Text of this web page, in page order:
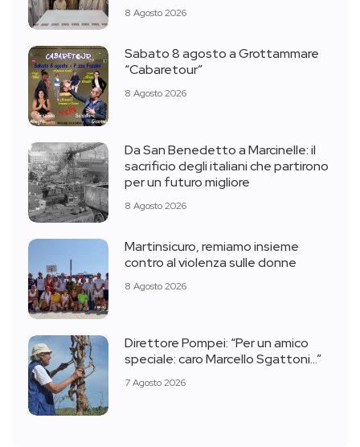
8 Agosto 2026
Sabato 8 agosto a Grottammare
“Cabaretour”
8 Agosto 2026
Da San Benedetto a Marcinelle: il
sacrificio degli italiani che partirono
per un futuro migliore
8 Agosto 2026
Martinsicuro, remiamo insieme
contro al violenza sulle donne
8 Agosto 2026
Direttore Pompei: “Per un amico
speciale: caro Marcello Sgattoni…”
7 Agosto 2026